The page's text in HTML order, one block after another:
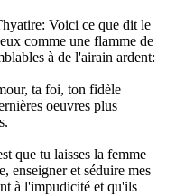
Voici ce que dit le
comme une flamme de
à de l'airain ardent:
ta foi, ton fidèle
oeuvres plus
que tu laisses la femme
enseigner et séduire mes
à l'impudicité et qu'ils